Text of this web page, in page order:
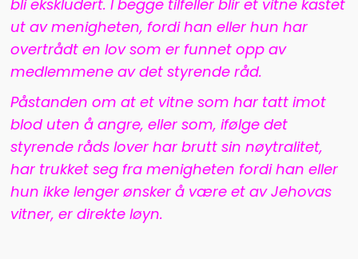
bli ekskludert. I begge tilfeller blir et vitne kastet
ut av menigheten, fordi han eller hun har
overtrådt en lov som er funnet opp av
medlemmene av det styrende råd.
Påstanden om at et vitne som har tatt imot
blod uten å angre, eller som, ifølge det
styrende råds lover har brutt sin nøytralitet,
har trukket seg fra menigheten fordi han eller
hun ikke lenger ønsker å være et av Jehovas
vitner, er direkte løyn.